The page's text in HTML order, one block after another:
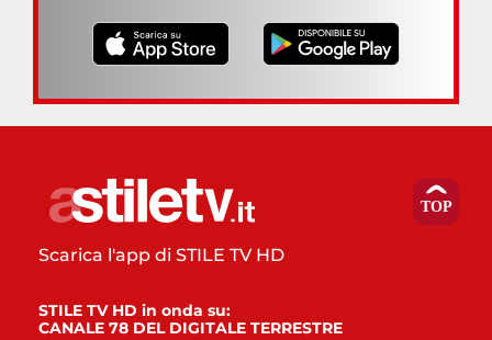
Scarica l'app di STILE TV HD
STILE TV HD in onda su:
CANALE 78 DEL DIGITALE TERRESTRE